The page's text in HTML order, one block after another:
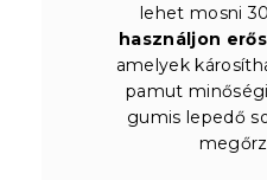
lehet mosni
használjon
amelyek
pamut
gumis lepedő